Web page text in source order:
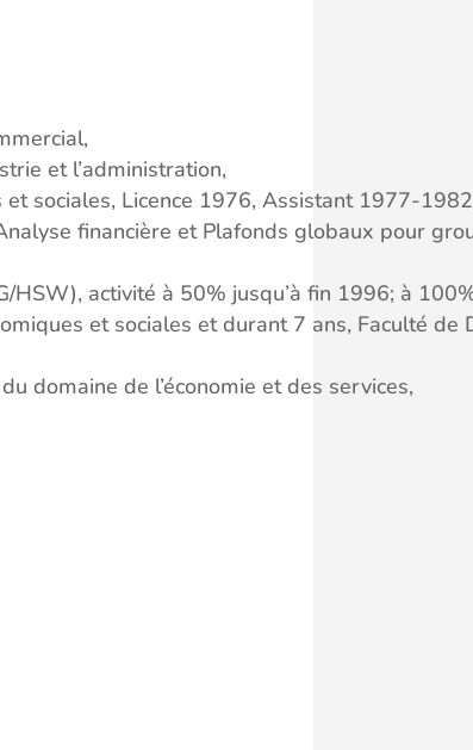
et l’administration,
sociales, Licence 1976, Assistant 1977-
financière et Plafonds globaux pour
activité à 50% jusqu’à fin 1996; à
et sociales et durant 7 ans, Faculté de
domaine de l’économie et des services,